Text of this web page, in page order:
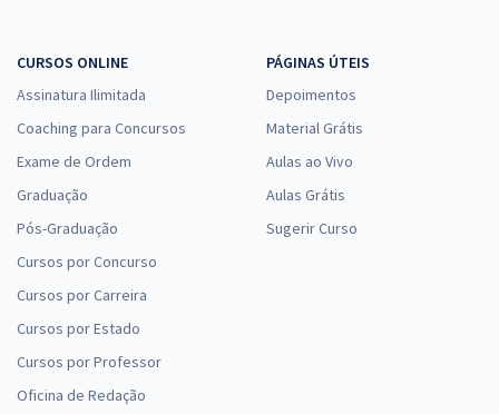
CURSOS ONLINE
Assinatura Ilimitada
Coaching para Concursos
Exame de Ordem
Graduação
Pós-Graduação
Cursos por Concurso
Cursos por Carreira
Cursos por Estado
Cursos por Professor
Oficina de Redação
PÁGINAS ÚTEIS
Depoimentos
Material Grátis
Aulas ao Vivo
Aulas Grátis
Sugerir Curso